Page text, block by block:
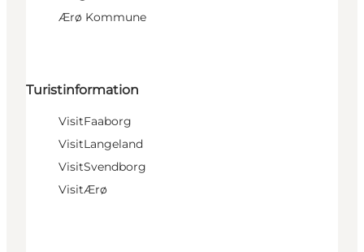
Ærø Kommune
Turistinformation
VisitFaaborg
VisitLangeland
VisitSvendborg
VisitÆrø